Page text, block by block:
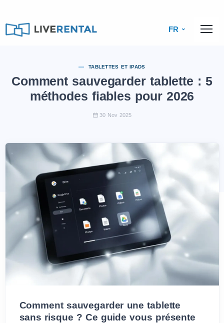
FR
TABLETTES ET IPADS
Comment sauvegarder tablette : 5
méthodes fiables pour 2026
30 Nov 2025
Comment sauvegarder une tablette
sans risque ? Ce guide vous présente